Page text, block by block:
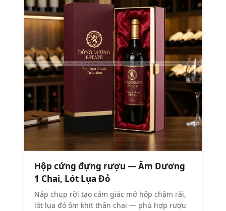
Hộp cứng đựng rượu — Âm Dương
1 Chai, Lót Lụa Đỏ
Nắp chụp rời tạo cảm giác mở hộp chậm rãi,
lót lụa đỏ ôm khít thân chai — phù hợp rượu